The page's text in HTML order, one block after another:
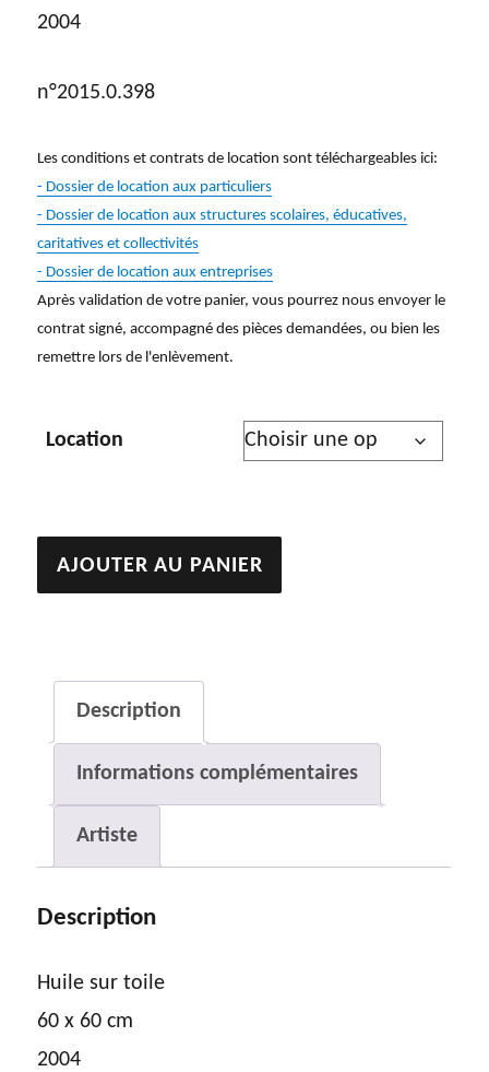
2004
n°2015.0.398
Les conditions et contrats de location sont téléchargeables ici:
- Dossier de location aux particuliers
- Dossier de location aux structures scolaires, éducatives,
caritatives et collectivités
- Dossier de location aux entreprises
Après validation de votre panier, vous pourrez nous envoyer le
contrat signé, accompagné des pièces demandées, ou bien les
remettre lors de l'enlèvement.
Location
quantité
de
AJOUTER AU PANIER
Description
Informations complémentaires
Artiste
Description
Huile sur toile
60 x 60 cm
2004